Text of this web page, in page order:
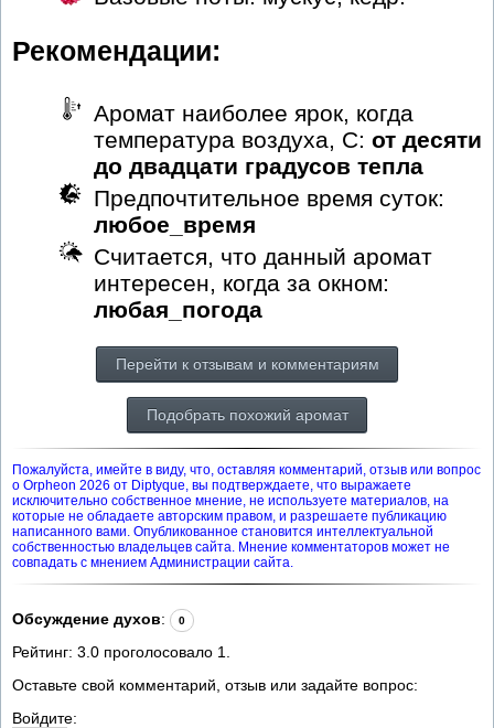
Рекомендации:
Аромат наиболее ярок, когда
температура воздуха, С: от десяти
до двадцати градусов тепла
Предпочтительное время суток:
любое_время
Считается, что данный аромат
интересен, когда за окном:
любая_погода
Перейти к отзывам и комментариям
Подобрать похожий аромат
Пожалуйста, имейте в виду, что, оставляя комментарий, отзыв или вопрос
о Orpheon 2026 от Diptyque, вы подтверждаете, что выражаете
исключительно собственное мнение, не используете материалов, на
которые не обладаете авторским правом, и разрешаете публикацию
написанного вами. Опубликованное становится интеллектуальной
собственностью владельцев сайта. Мнение комментаторов может не
совпадать с мнением Администрации сайта.
Обсуждение духов: 0
Рейтинг: 3.0 проголосовало 1
Оставьте свой комментарий, отзыв или задайте вопрос:
Войдите: